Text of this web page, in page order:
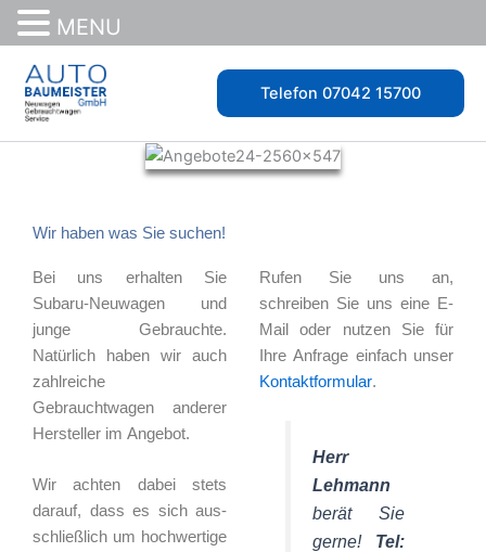
Inhalt
springen
Telefon 07042 15700
Wir haben was Sie suchen!
Bei uns erhalten Sie
Subaru-Neuwagen und
junge Gebrauchte.
Natürlich haben wir auch
zahlreiche
Gebrauchtwagen anderer
Hersteller im Angebot.
Wir achten dabei stets
darauf, dass es sich aus-
schließlich um hochwertige
Rufen Sie uns an,
schreiben Sie uns eine E-
Mail oder nutzen Sie für
Ihre Anfrage einfach unser
Kontaktformular.
Herr
Lehmann
berät Sie
gerne!Tel:
MENU